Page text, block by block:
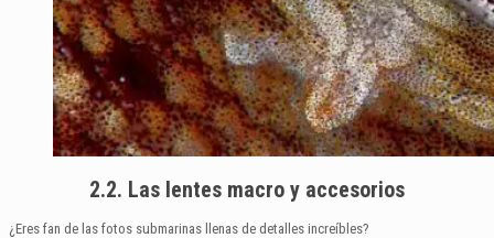
2.2. Las lentes macro y accesorios
¿Eres fan de las fotos submarinas llenas de detalles increíbles?